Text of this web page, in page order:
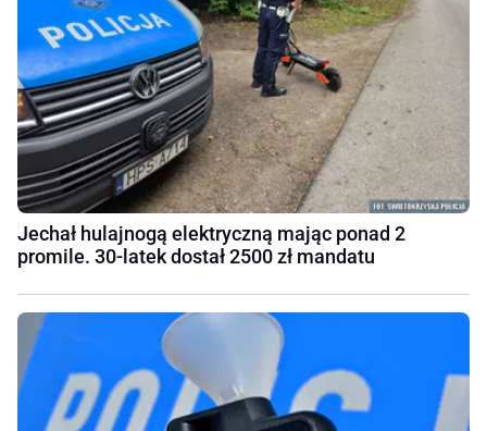
Jechał hulajnogą elektryczną mając ponad 2
promile. 30-latek dostał 2500 zł mandatu